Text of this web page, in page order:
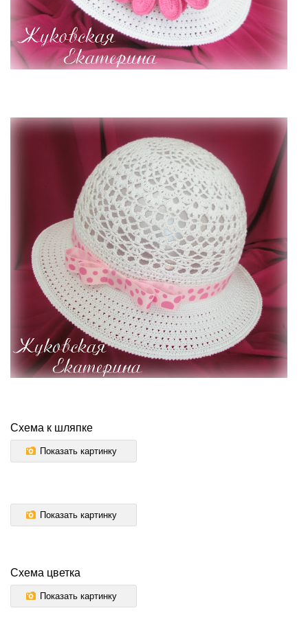
Схема к шляпке
Показать картинку
Показать картинку
Схема цветка
Показать картинку